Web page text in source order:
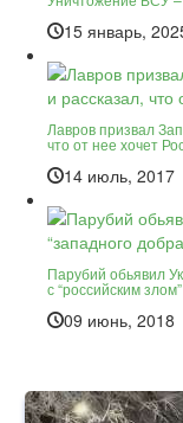
15 январь,
Лавров призвал
что от нее хочет
14 июль, 2017
Парубий обьявил
с “российским
09 июнь, 2018